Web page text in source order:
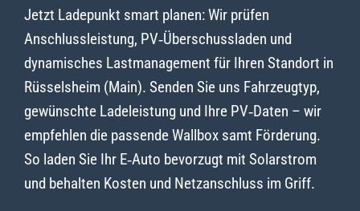
Jetzt Ladepunkt smart planen: Wir prüfen
Anschlussleistung, PV‑Überschussladen und
dynamisches Lastmanagement für Ihren Standort in
Rüsselsheim (Main). Senden Sie uns Fahrzeugtyp,
gewünschte Ladeleistung und Ihre PV‑Daten – wir
empfehlen die passende Wallbox samt Förderung.
So laden Sie Ihr E‑Auto bevorzugt mit Solarstrom
und behalten Kosten und Netzanschluss im Griff.